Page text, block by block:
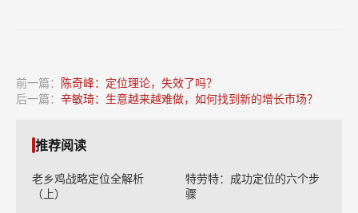
前一篇：
陈奇峰：定位理论，失效了吗？
后一篇： 辛敏琦：生意越来越难做，如何找到新的增长市场？
推荐阅读
老乡鸡战略定位全解析
（上）
特劳特：成功定位的六个步
骤